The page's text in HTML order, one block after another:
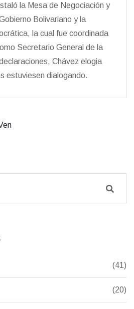
la Mesa de Negociación y
Bolivariano y la
la cual fue coordinada
Secretario General de la
Chávez elogia
estuviesen dialogando.
(41)
(20)